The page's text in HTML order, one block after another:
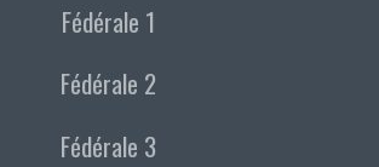
Fédérale 1
Fédérale 2
Fédérale 3